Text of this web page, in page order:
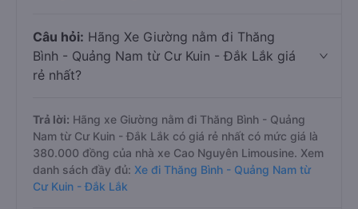
Câu hỏi: Hãng Xe Giường nằm đi Thăng
Bình - Quảng Nam từ Cư Kuin - Đắk Lắk giá
rẻ nhất?
Trả lời: Hãng xe Giường nằm đi Thăng Bình - Quảng
Nam từ Cư Kuin - Đắk Lắk có giá rẻ nhất có mức giá là
380.000 đồng của nhà xe Cao Nguyên Limousine. Xem
danh sách đầy đủ: Xe đi Thăng Bình - Quảng Nam từ
Cư Kuin - Đắk Lắk